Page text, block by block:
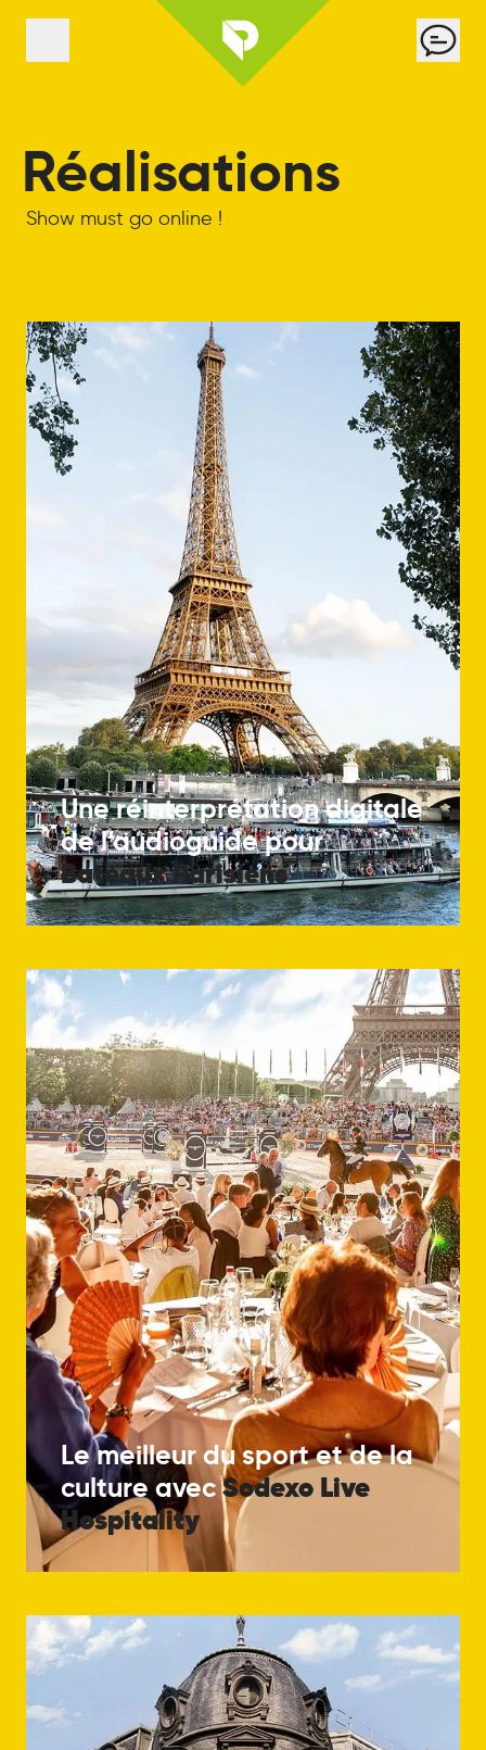
Réalisations
Show must go online !
Une réinterprétation digitale
de l’audioguide pour
BateauxParisiens
Le meilleur du sport et de la
culture avecSodexo Live
Hospitality
Panneau de gestion des cookies